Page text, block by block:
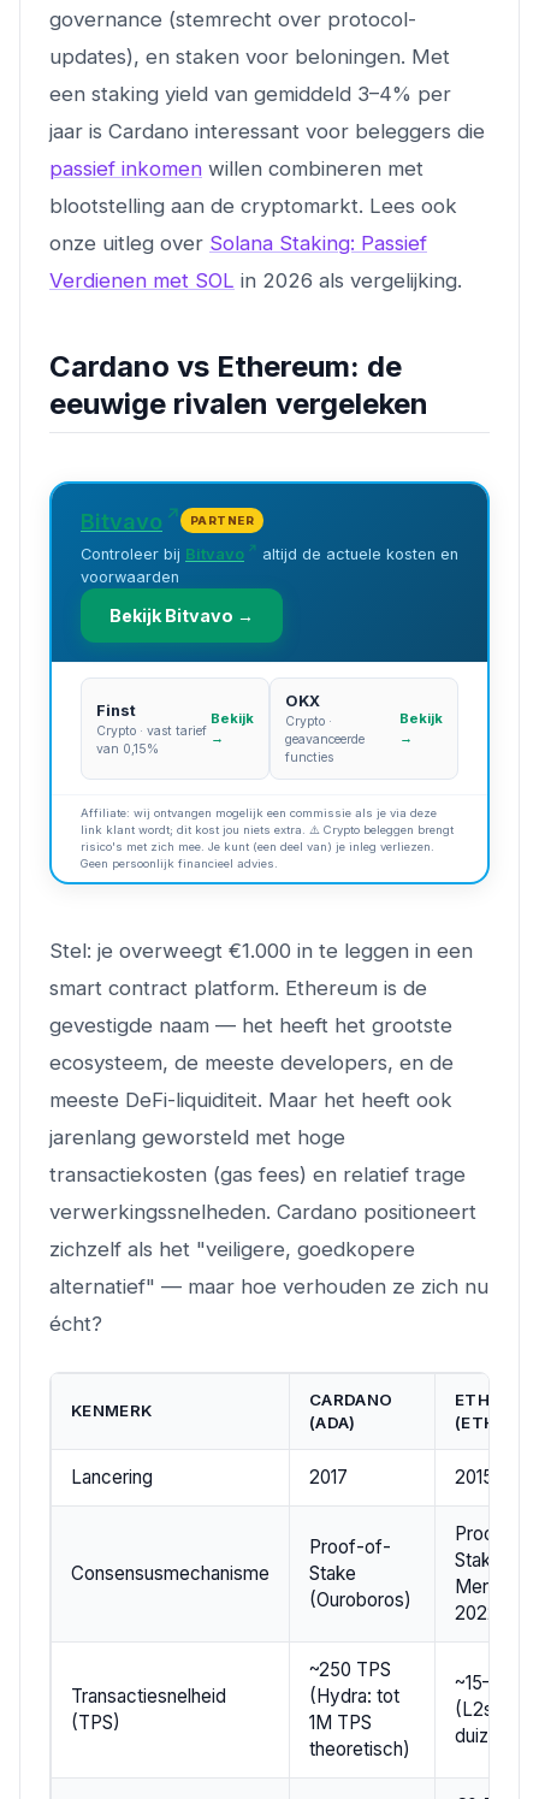
governance (stemrecht over protocol-
updates), en staken voor beloningen. Met
een staking yield van gemiddeld 3–4% per
jaar is Cardano interessant voor beleggers die
passief inkomen willen combineren met
blootstelling aan de cryptomarkt. Lees ook
onze uitleg over Solana Staking: Passief
Verdienen met SOL in 2026 als vergelijking.
Cardano vs Ethereum: de
eeuwige rivalen vergeleken
Bitvavo PARTNER
Controleer bij Bitvavo
altijd de actuele kosten en
voorwaarden
Bekijk Bitvavo →
Finst
Crypto · vast tarief
van 0,15%
Bekijk
→
OKX
Crypto ·
geavanceerde
functies
Bekijk
→
Affiliate: wij ontvangen mogelijk een commissie als je via deze
link klant wordt; dit kost jou niets extra. ⚠️ Crypto beleggen brengt
risico's met zich mee. Je kunt (een deel van) je inleg verliezen.
Geen persoonlijk financieel advies.
Stel: je overweegt €1.000 in te leggen in een
smart contract platform. Ethereum is de
gevestigde naam — het heeft het grootste
ecosysteem, de meeste developers, en de
meeste DeFi-liquiditeit. Maar het heeft ook
jarenlang geworsteld met hoge
transactiekosten (gas fees) en relatief trage
verwerkingssnelheden. Cardano positioneert
zichzelf als het "veiligere, goedkopere
alternatief" — maar hoe verhouden ze zich nu
écht?
KENMERK
CARDANO
(ADA)
(ETH)
Lancering 2017 2015
Consensusmechanisme
Proof-of-
Stake
(Ouroboros)
Proof-of-
Stake
Merge,
2022)
Transactiesnelheid
(TPS)
~250 TPS
(Hydra: tot
1M TPS
theoretisch)
~15–30
(L2s: